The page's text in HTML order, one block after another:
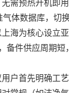
体数据库，切
为核心设立亚
备件供应周期
首先明确工艺